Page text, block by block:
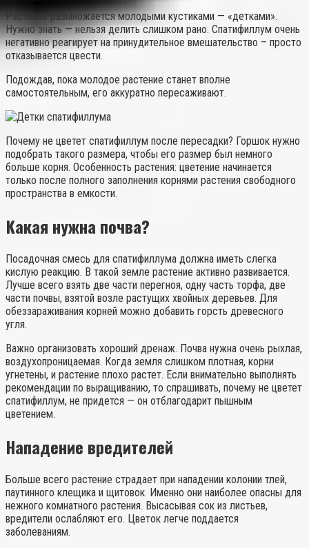
Растение размножается молодыми кустиками — «детками».
Нужно знать — нельзя делить слишком рано. Спатифиллум очень
негативно реагирует на принудительное вмешательство – просто
отказывается цвести.
Подождав, пока молодое растение станет вполне
самостоятельным, его аккуратно пересаживают.
Почему не цветет спатифиллум после пересадки? Горшок нужно
подобрать такого размера, чтобы его размер был немного
больше корня. Особенность растения: цветение начинается
только после полного заполнения корнями растения свободного
пространства в емкости.
Какая нужна почва?
Посадочная смесь для спатифиллума должна иметь слегка
кислую реакцию. В такой земле растение активно развивается.
Лучше всего взять две части перегноя, одну часть торфа, две
части почвы, взятой возле растущих хвойных деревьев. Для
обеззараживания корней можно добавить горсть древесного
угля.
Важно организовать хороший дренаж. Почва нужна очень рыхлая,
воздухопроницаемая. Когда земля слишком плотная, корни
угнетены, и растение плохо растет. Если внимательно выполнять
рекомендации по выращиванию, то спрашивать, почему не цветет
спатифиллум, не придется — он отблагодарит пышным
цветением.
Нападение вредителей
Больше всего растение страдает при нападении колонии тлей,
паутинного клещика и щитовок. Именно они наиболее опасны для
нежного комнатного растения. Высасывая сок из листьев,
вредители ослабляют его. Цветок легче поддается
заболеваниям.